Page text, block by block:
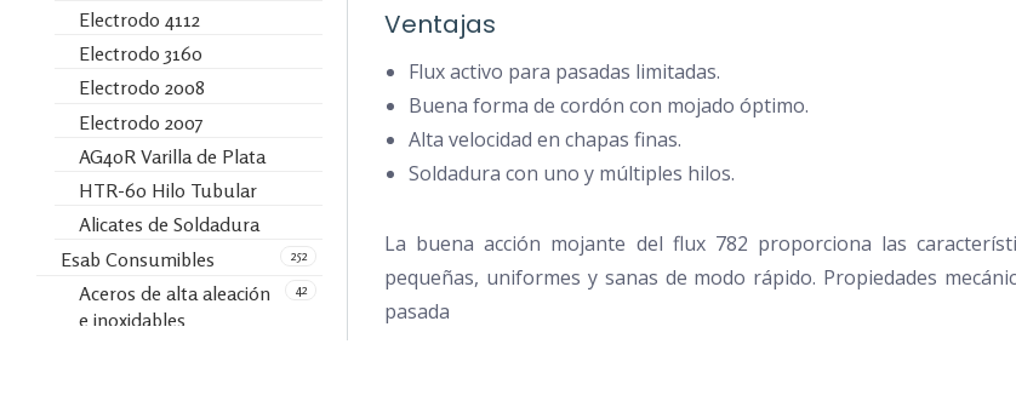
Ventajas
Flux activo para pasadas limitadas.
Buena forma de cordón con mojado óptimo.
Alta velocidad en chapas finas.
Soldadura con uno y múltiples hilos.
La buena acción mojante del flux 782 proporciona las
pequeñas, uniformes y sanas de modo rápido. Propiedades
pasada
Electrodo 4112
Electrodo 3160
Electrodo 2008
Electrodo 2007
AG40R Varilla de Plata
HTR-60 Hilo Tubular
Alicates de Soldadura
252
Esab Consumibles
42
Aceros de alta aleación
e inoxidables